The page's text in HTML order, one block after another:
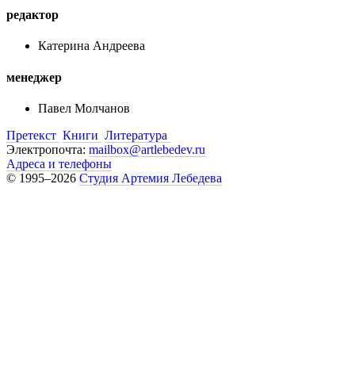
редактор
Катерина Андреева
менеджер
Павел Молчанов
Претекст Книги Литература
Электропочта: mailbox@artlebedev.ru
Адреса и телефоны
© 1995–2026 Студия Артемия Лебедева